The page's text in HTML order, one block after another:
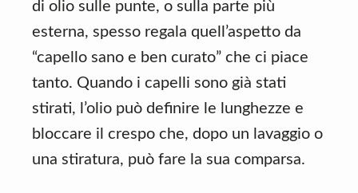
di olio sulle punte, o sulla parte più
esterna, spesso regala quell’aspetto da
“capello sano e ben curato” che ci piace
tanto. Quando i capelli sono già stati
stirati, l’olio può definire le lunghezze e
bloccare il crespo che, dopo un lavaggio o
una stiratura, può fare la sua comparsa.